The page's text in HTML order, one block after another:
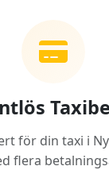
för din taxi i
flera